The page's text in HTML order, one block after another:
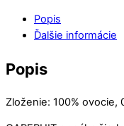
Popis
Ďalšie informácie
Popis
Zloženie: 100% ovocie,